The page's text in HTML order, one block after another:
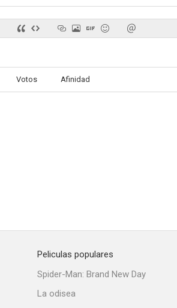
Votos Afinidad
Peliculas populares
Spider-Man: Brand New Day
La odisea